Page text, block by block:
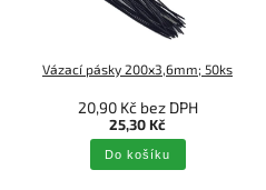
Vázací pásky 200x3,6mm; 50ks
20,90 Kč bez DPH
25,30 Kč
Do košíku